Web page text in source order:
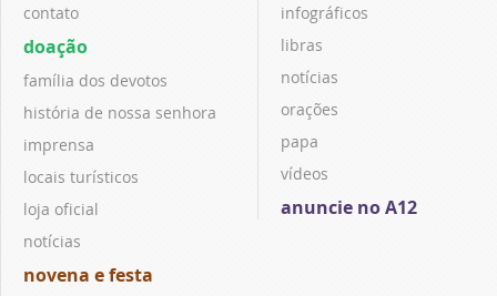
contato
doação
família dos devotos
história de nossa senhora
imprensa
locais turísticos
loja oficial
notícias
novena e festa
infográficos
libras
notícias
orações
papa
vídeos
anuncie no A12